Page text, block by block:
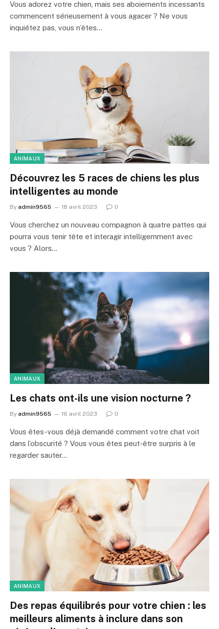
Vous adorez votre chien, mais ses aboiements incessants
commencent sérieusement à vous agacer ? Ne vous
inquiétez pas, vous n’êtes…
ANIMAUX
Découvrez les 5 races de chiens les plus
intelligentes au monde
By admin9565 18 avril 2023 0
Vous cherchez un nouveau compagnon à quatre pattes qui
pourra vous tenir tête et interagir intelligemment avec
vous ? Alors…
ANIMAUX
Les chats ont-ils une vision nocturne ?
By admin9565 16 avril 2023 0
Vous êtes-vous déjà demandé comment votre chat voit
dans l’obscurité ? Vous vous êtes peut-être surpris à le
regarder sauter…
ANIMAUX
Des repas équilibrés pour votre chien : les
meilleurs aliments à inclure dans son